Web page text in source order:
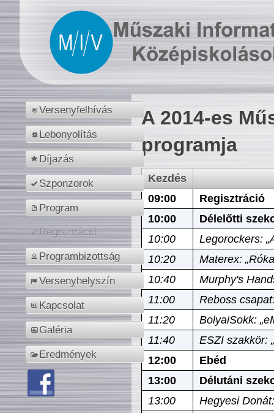
Versenyfelhívás
Lebonyolítás
Díjazás
Szponzorok
Program
Regisztráció
Programbizottság
Versenyhelyszín
Kapcsolat
Galéria
Eredmények
A 2014-es
programja
Kezdés
09:00
Regisztráció
10:00
Délelőtti
10:00
Legorockers:
10:20
Materex:
10:40
Murphy's
11:00
Reboss
11:20
BolyaiSokk:
11:40
ESZI szakkör:
12:00
Ebéd
13:00
Délutáni
13:00
Hegyesi